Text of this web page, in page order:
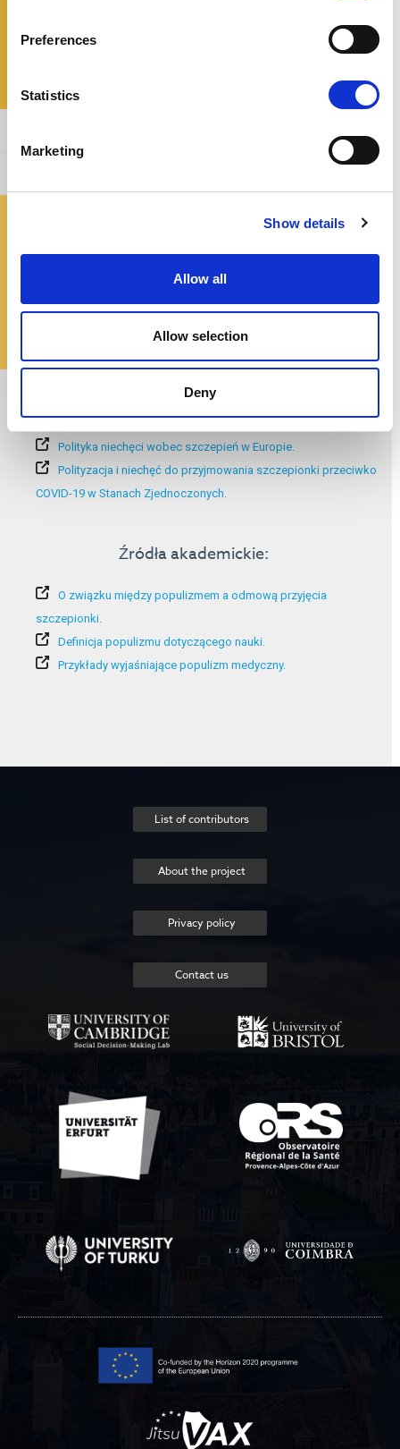
Preferences
Statistics
Marketing
Show details
Allow all
Allow selection
Deny
Gdzie mogę dowiedzieć się więcej?
Dodatkowe informacje:
Polityka niechęci wobec szczepień w Europie.
Polityzacja i niechęć do przyjmowania szczepionki przeciwko
COVID-19 w Stanach Zjednoczonych.
Źródła akademickie:
O związku między populizmem a odmową przyjęcia
szczepionki.
Definicja populizmu dotyczącego nauki.
Przykłady wyjaśniające populizm medyczny.
List of contributors
About the project
Privacy policy
Contact us